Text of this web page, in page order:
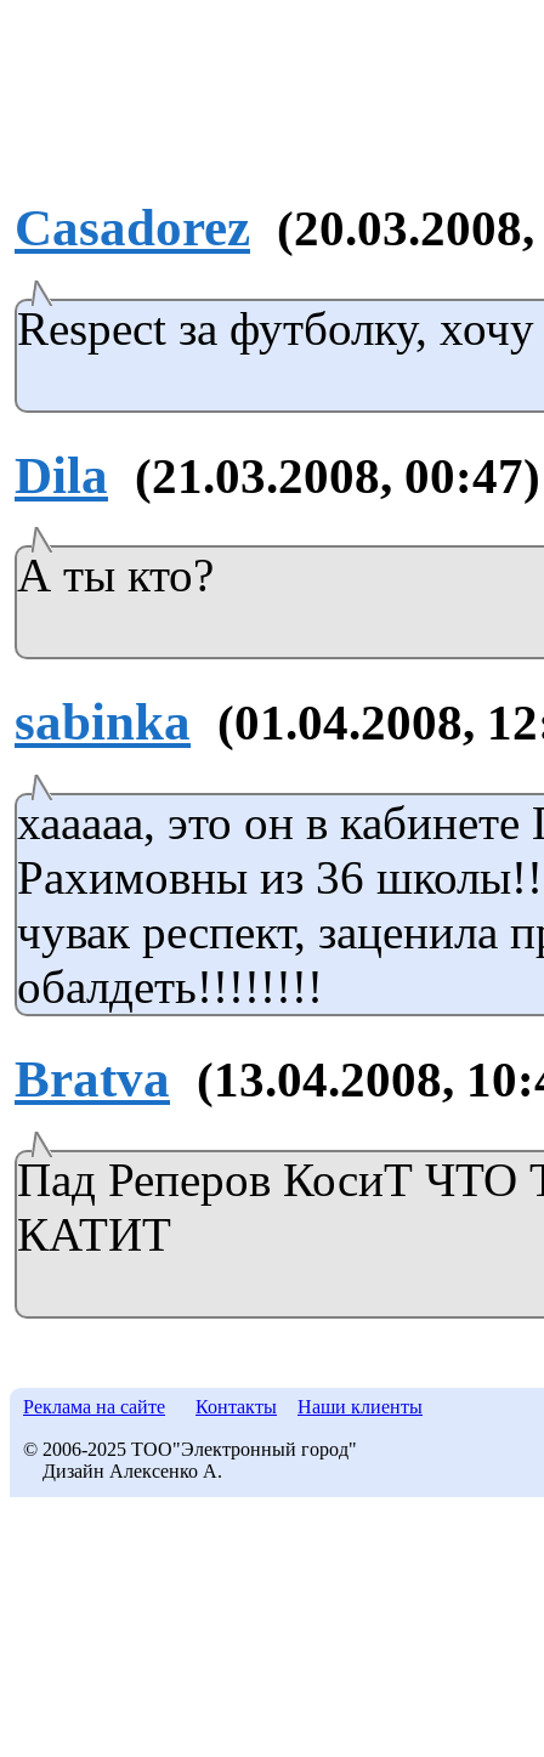
Casadorez
Respect за футболку,
Dila (21.03.2008, 00:47)
А ты кто?
sabinka (01.04.2008,
хааааа, это он в
Рахимовны из 36
чувак респект, заценила
обалдеть!!!!!!!!
Bratva (13.04.2008,
Пад Реперов КосиТ
КАТИТ
Реклама на сайте Контакты Наши клиенты
© 2006-2025 ТОО"Электронный город"
Дизайн Алексенко А.